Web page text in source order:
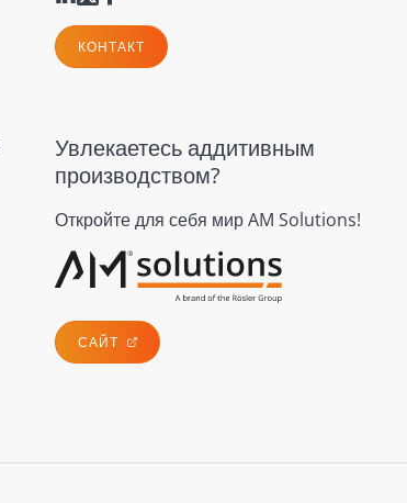
КОНТАКТ
Увлекаетесь аддитивным
производством?
Откройте для себя мир AM Solutions!
САЙТ